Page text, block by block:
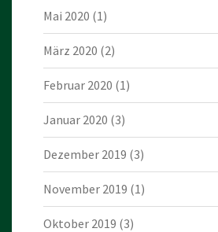
Mai 2020 (1)
März 2020 (2)
Februar 2020 (1)
Januar 2020 (3)
Dezember 2019 (3)
November 2019 (1)
Oktober 2019 (3)